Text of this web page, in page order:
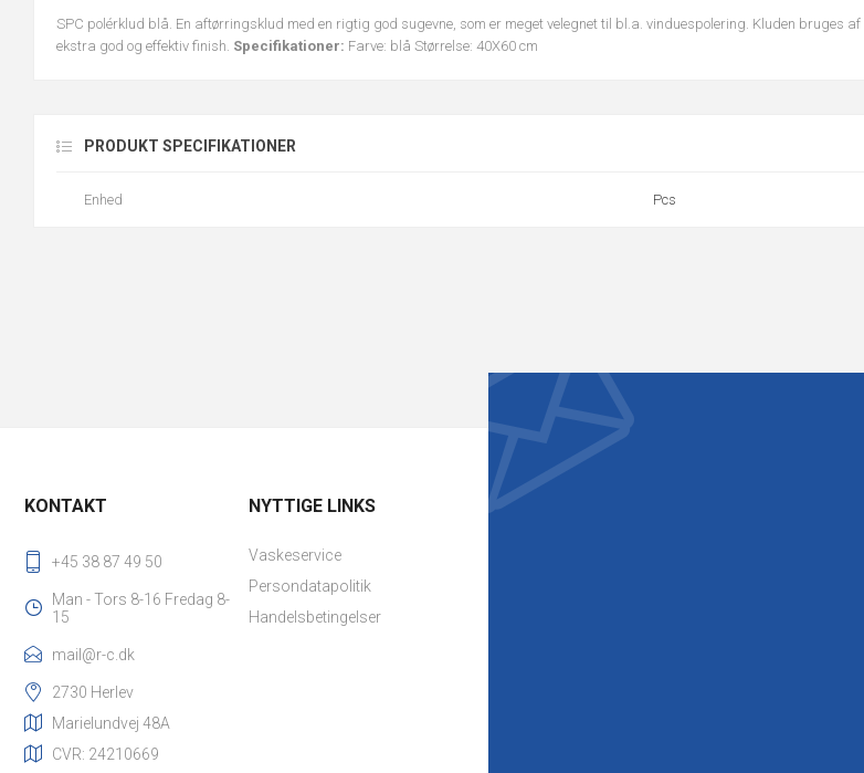
SPC polérklud blå. En aftørringsklud med en rigtig god sugevne, som er meget velegnet til bl.a. vinduespolering. Kluden bruges
ekstra god og effektiv finish. Specifikationer: Farve: blå Størrelse: 40X60 cm
PRODUKT SPECIFIKATIONER
Enhed Pcs
KONTAKT
+45 38 87 49 50
Man - Tors 8-16 Fredag 8-
15
mail@r-c.dk
2730 Herlev
Marielundvej 48A
CVR: 24210669
NYTTIGE LINKS
Vaskeservice
Persondatapolitik
Handelsbetingelser